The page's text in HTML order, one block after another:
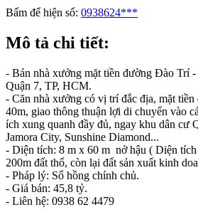
Bấm để hiện số: 0938624***
Mô tả chi tiết:
- Bán nhà xưởng mặt tiền đường Đào Trí
Quận 7, TP, HCM.
- Căn nhà xưởng có vị trí đắc địa, mặt
40m, giao thông thuận lợi di chuyển vào
ích xung quanh đầy đủ, ngay khu dân cư
Jamora City, Sunshine Diamond...
- Diện tích: 8 m x 60 m nở hậu ( Diện tích
200m đất thổ, còn lại đất sản xuất kinh
- Pháp lý: Sổ hồng chính chủ.
- Giá bán: 45,8 tỷ.
- Liên hệ: 0938 62 4479